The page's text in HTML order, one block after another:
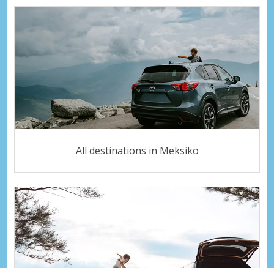
All destinations in Meksiko